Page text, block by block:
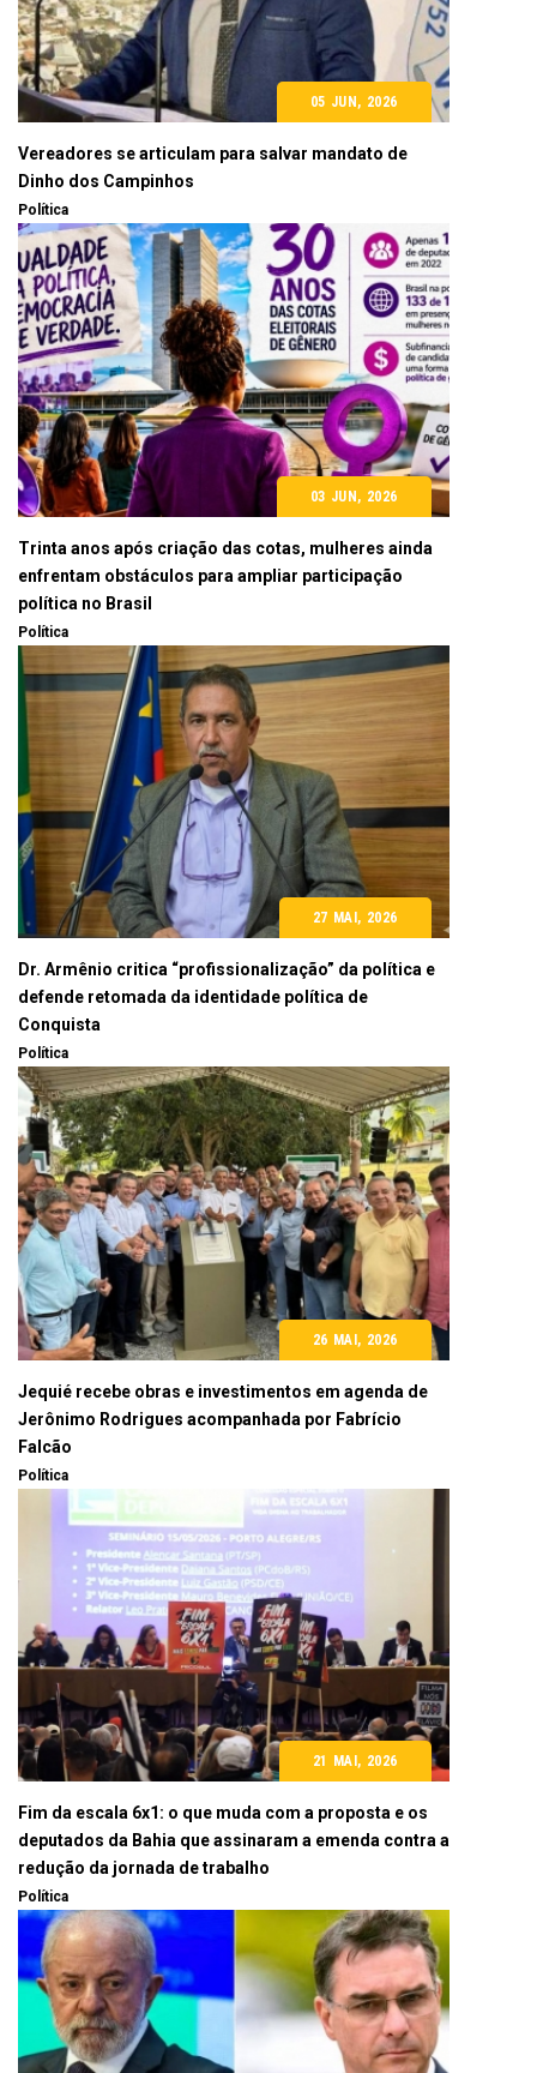
05 JUN, 2026
Vereadores se articulam para salvar mandato de
Dinho dos Campinhos
Política
03 JUN, 2026
Trinta anos após criação das cotas, mulheres ainda
enfrentam obstáculos para ampliar participação
política no Brasil
Política
27 MAI, 2026
Dr. Armênio critica “profissionalização” da política e
defende retomada da identidade política de
Conquista
Política
26 MAI, 2026
Jequié recebe obras e investimentos em agenda de
Jerônimo Rodrigues acompanhada por Fabrício
Falcão
Política
21 MAI, 2026
Fim da escala 6x1: o que muda com a proposta e os
deputados da Bahia que assinaram a emenda contra a
redução da jornada de trabalho
Política